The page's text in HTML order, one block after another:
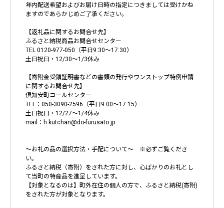
年内配送希望およびお届け日時の指定につきましては受けかね
ますのであらかじめご了承ください。
【返礼品に関するお問合せ先】
ふるさと納税商品お問合せセンター
TEL 0120-977-050（平日9:30〜17:30）
土日祝日・12/30～1/3休み
【寄附金受領証明書などの書類の発行やワンストップ特例申請
に関するお問合せ先】
倶知安町コールセンター
TEL：050-3090-2596（平日9:00〜17:15）
土日祝日・12/27～1/4休み
mail：h.kutchan@do-furusato.jp
～お礼の品の選択方法・手配について～ ※必ずご覧くださ
い。
ふるさと納税（寄附）をされた方に対し、心ばかりのお礼とし
て当町の特産品を進呈しています。
【対象となるのは】町外在住の個人の方で、ふるさと納税(寄附)
をされた方が対象となります。